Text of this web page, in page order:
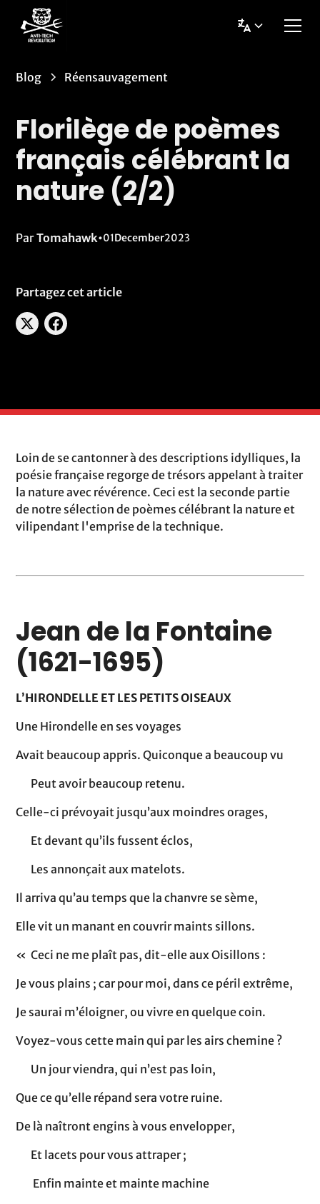
Blog Réensauvagement
Florilège de poèmes
français célébrant la
nature (2/2)
Par Tomahawk•01December2023
Partagez cet article
Loin de se cantonner à des descriptions idylliques, la
poésie française regorge de trésors appelant à traiter
la nature avec révérence. Ceci est la seconde partie
de notre sélection de poèmes célébrant la nature et
vilipendant l'emprise de la technique.
Jean de la Fontaine
(1621-1695)
L’HIRONDELLE ET LES PETITS OISEAUX
Une Hirondelle en ses voyages
Avait beaucoup appris. Quiconque a beaucoup vu
Peut avoir beaucoup retenu.
Celle-ci prévoyait jusqu’aux moindres orages,
Et devant qu’ils fussent éclos,
Les annonçait aux matelots.
Il arriva qu’au temps que la chanvre se sème,
Elle vit un manant en couvrir maints sillons.
« Ceci ne me plaît pas, dit-elle aux Oisillons :
Je vous plains ; car pour moi, dans ce péril extrême,
Je saurai m’éloigner, ou vivre en quelque coin.
Voyez-vous cette main qui par les airs chemine ?
Un jour viendra, qui n’est pas loin,
Que ce qu’elle répand sera votre ruine.
De là naîtront engins à vous envelopper,
Et lacets pour vous attraper ;
Enfin mainte et mainte machine